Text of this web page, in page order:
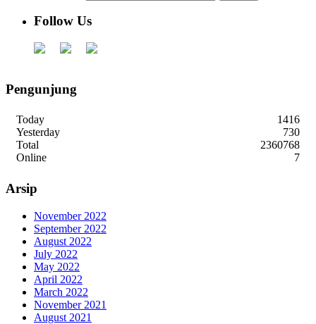
Follow Us
Pengunjung
Today
Yesterday
Total
Online
1416
730
2360768
7
Arsip
November 2022
September 2022
August 2022
July 2022
May 2022
April 2022
March 2022
November 2021
August 2021